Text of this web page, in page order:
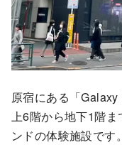
原宿にある「
上6階から地下1階
ンドの体験施設です。